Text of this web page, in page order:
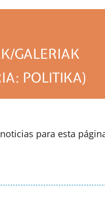
GALERIAK
POLITIKA)
para esta